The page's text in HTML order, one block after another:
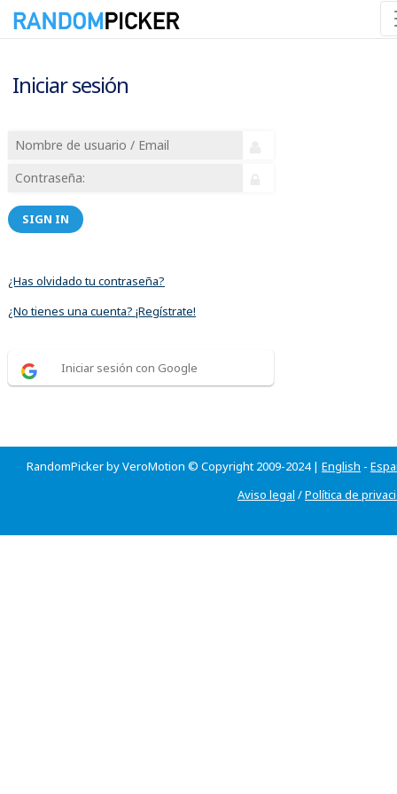
Iniciar sesión
SIGN IN
¿Has olvidado tu contraseña?
¿No tienes una cuenta? ¡Regístrate!
Iniciar sesión con Google
RandomPicker by VeroMotion © Copyright 2009-2024 | English -
Aviso legal /Política de